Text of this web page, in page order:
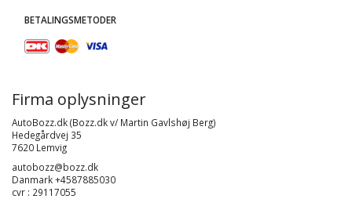
BETALINGSMETODER
Firma oplysninger
AutoBozz.dk (Bozz.dk v/ Martin Gavlshøj Berg)
Hedegårdvej 35
7620 Lemvig
autobozz@bozz.dk
Danmark +4587885030
cvr : 29117055